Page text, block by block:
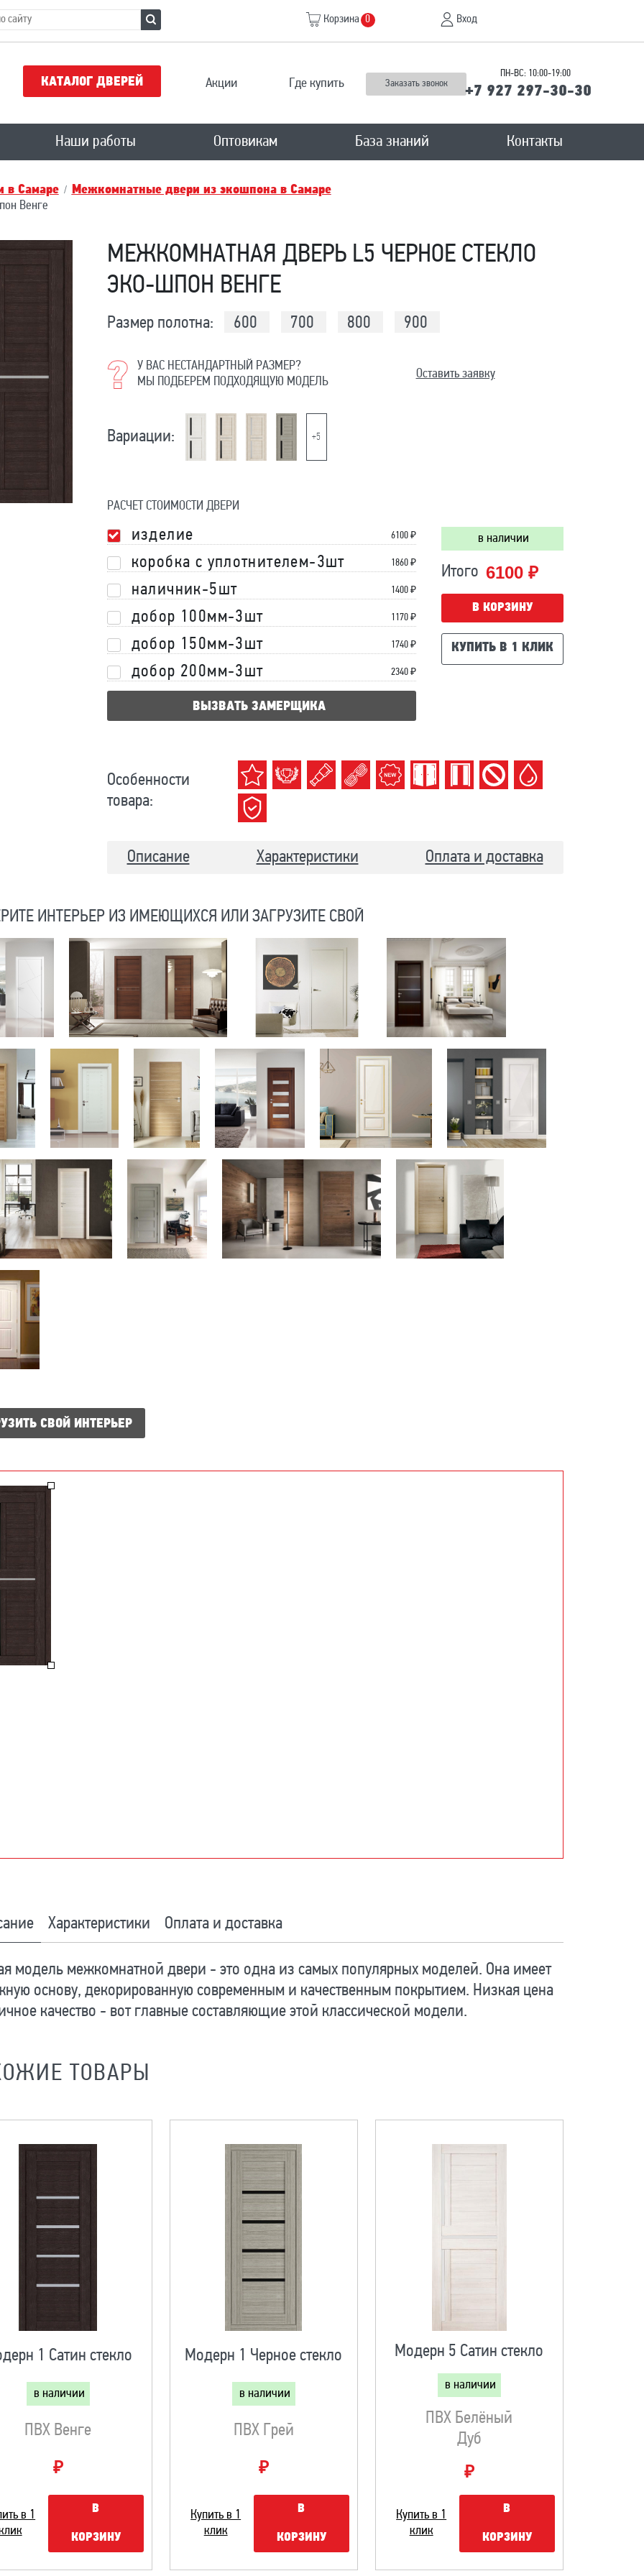
Корзина 0 Вход
КАТАЛОГ ДВЕРЕЙ Акции Где купить Заказать звонок
ПН-ВС: 10:00-19:00
+7 927 297-30-30
Наши работы Оптовикам База знаний Контакты
в Самаре
Межкомнатные двери из экошпона в Самаре
Венге
МЕЖКОМНАТНАЯ ДВЕРЬ L5 ЧЕРНОЕ СТЕКЛО
ЭКО-ШПОН ВЕНГЕ
Размер полотна: 600 700 800 900
У ВАС НЕСТАНДАРТНЫЙ РАЗМЕР?
МЫ ПОДБЕРЕМ ПОДХОДЯЩУЮ МОДЕЛЬ
Оставить заявку
Вариации: +5
РАСЧЕТ СТОИМОСТИ ДВЕРИ
изделие 6100₽
коробка с уплотнителем-3шт 1860 ₽
наличник-5шт 1400 ₽
добор 100мм-3шт 1170 ₽
добор 150мм-3шт 1740 ₽
добор 200мм-3шт 2340 ₽
ВЫЗВАТЬ ЗАМЕРЩИКА
в наличии
Итого 6100 ₽
В КОРЗИНУ
КУПИТЬ В 1 КЛИК
Особенности
товара:
Описание Характеристики Оплата и доставка
ИНТЕРЬЕР ИЗ ИМЕЮЩИХСЯ ИЛИ ЗАГРУЗИТЕ СВОЙ
СВОЙ ИНТЕРЬЕР
Характеристики Оплата и доставка
модель межкомнатной двери - это одна из самых популярных моделей. Она имеет
основу, декорированную современным и качественным покрытием. Низкая цена
качество - вот главные составляющие этой классической модели.
ТОВАРЫ
1 Сатин стекло
в наличии
ПВХ Венге
₽
в 1
В
КОРЗИНУ
Модерн 1 Черное стекло
в наличии
ПВХ Грей
₽
Купить в 1
клик
В
КОРЗИНУ
Модерн 5 Сатин стекло
в наличии
ПВХ Белёный
Дуб
₽
Купить в 1
клик
В
КОРЗИНУ